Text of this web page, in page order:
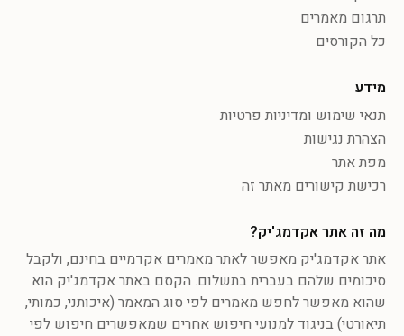
תרגום מאמרים
כל הקורסים
מידע
תנאי שימוש ומדיניות פרטיות
הצהרת נגישות
מפת אתר
רכישת קישורים מאתר זה
מה זה אתר אקדמג'יק?
אתר אקדמג'יק מאפשר לאתר מאמרים אקדמיים בחינם, ולקבל
סיכומים שלהם בעברית בתשלום. הקסם באתר אקדמג'יק הוא
שהוא מאפשר לחפש מאמרים לפי סוג המאמר (איכותני, כמותי,
תיאורטי) בניגוד למנועי חיפוש אחרים שמאפשרים חיפוש לפי